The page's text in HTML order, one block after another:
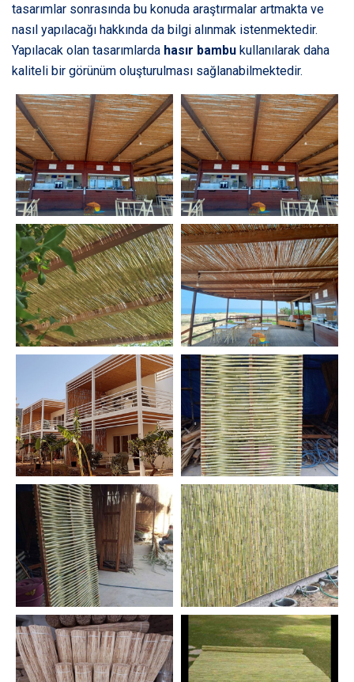
tasarımlar sonrasında bu konuda araştırmalar artmakta ve
nasıl yapılacağı hakkında da bilgi alınmak istenmektedir.
Yapılacak olan tasarımlarda hasır bambu kullanılarak daha
kaliteli bir görünüm oluşturulması sağlanabilmektedir.